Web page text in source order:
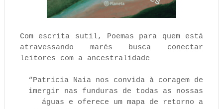
Com escrita sutil, Poemas para quem está
atravessando marés busca conectar
leitores com a ancestralidade
“Patricia Naia nos convida à coragem de
imergir nas funduras de todas as nossas
águas e oferece um mapa de retorno a